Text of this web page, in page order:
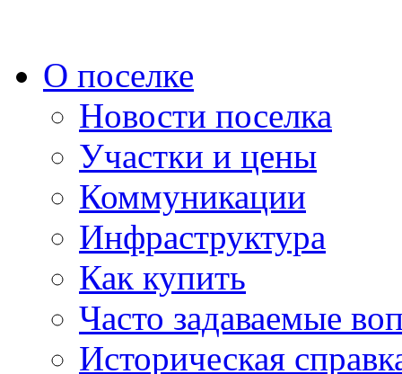
О поселке
Новости поселка
Участки и цены
Коммуникации
Инфраструктура
Как купить
Часто задаваемые
Историческая